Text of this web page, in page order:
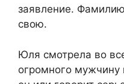
заявление.
свою.
Юля смотрела во
огромного мужчину